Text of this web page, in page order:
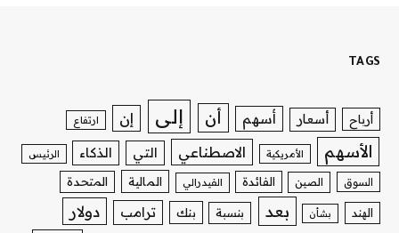
TAGS
أرباح أسعار أسهم أن إلى إن ارتفاع
الأسهم الأمريكية الاصطناعي التي الذكاء الرئيس
السوق الصين الفائدة الفيدرالي المالية المتحدة
الهند بشأن بعد بنسبة بنك ترامب دولار